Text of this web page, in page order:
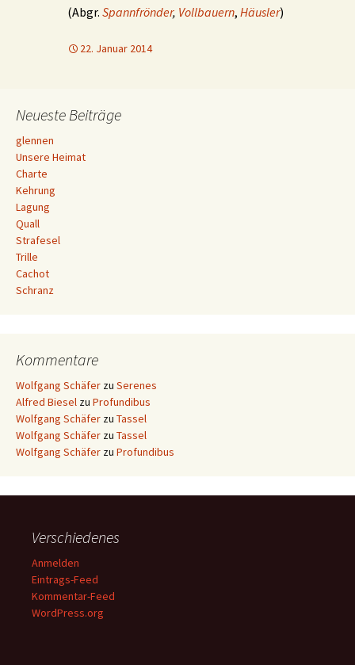
(Abgr. Spannfrönder, Vollbauern, Häusler)
22. Januar 2014
Neueste Beiträge
glennen
Unsere Heimat
Charte
Kehrung
Lagung
Quall
Strafesel
Trille
Cachot
Schranz
Kommentare
Wolfgang Schäfer zu Serenes
Alfred Biesel zu Profundibus
Wolfgang Schäfer zu Tassel
Wolfgang Schäfer zu Tassel
Wolfgang Schäfer zu Profundibus
Verschiedenes
Anmelden
Eintrags-Feed
Kommentar-Feed
WordPress.org